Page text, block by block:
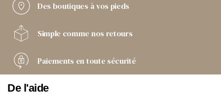
Des boutiques à vos pieds
Simple comme nos retours
Paiements en toute sécurité
De l'aide